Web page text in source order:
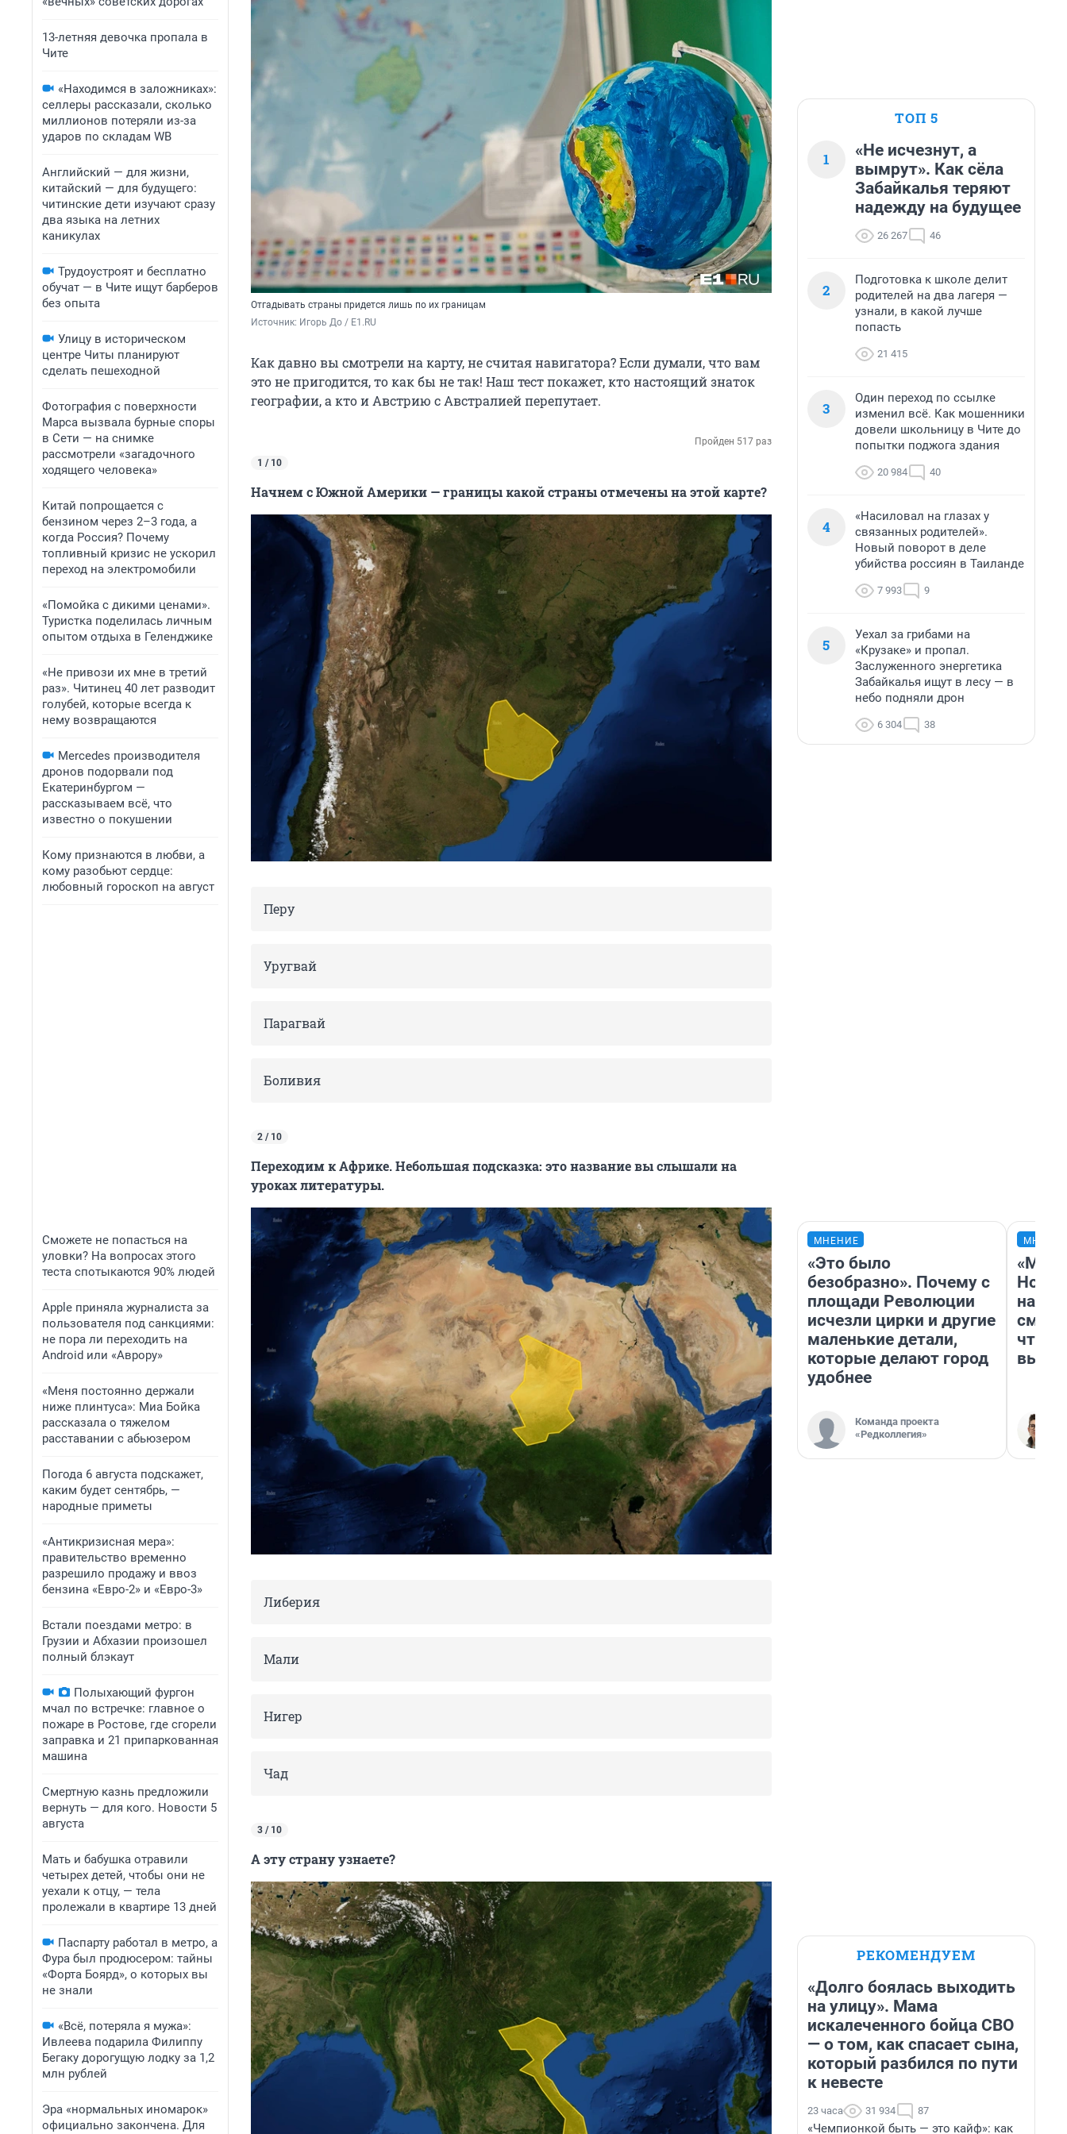
13-летняя девочка пропала в
Чите
«Находимся в заложниках»:
селлеры рассказали, сколько
миллионов потеряли из-за
ударов по складам WB
Английский — для жизни,
китайский — для будущего:
читинские дети изучают сразу
два языка на летних
каникулах
Трудоустроят и бесплатно
обучат — в Чите ищут барберов
без опыта
Улицу в историческом
центре Читы планируют
сделать пешеходной
Фотография с поверхности
Марса вызвала бурные споры
в Сети — на снимке
рассмотрели «загадочного
ходящего человека»
Китай попрощается с
бензином через 2–3 года, а
когда Россия? Почему
топливный кризис не ускорил
переход на электромобили
«Помойка с дикими ценами».
Туристка поделилась личным
опытом отдыха в Геленджике
«Не привози их мне в третий
раз». Читинец 40 лет разводит
голубей, которые всегда к
нему возвращаются
Mercedes производителя
дронов подорвали под
Екатеринбургом —
рассказываем всё, что
известно о покушении
Кому признаются в любви, а
кому разобьют сердце:
любовный гороскоп на август
Сможете не попасться на
уловки? На вопросах этого
теста спотыкаются 90% людей
Apple приняла журналиста за
пользователя под санкциями:
не пора ли переходить на
Android или «Аврору»
«Меня постоянно держали
ниже плинтуса»: Миа Бойка
рассказала о тяжелом
расставании с абьюзером
Погода 6 августа подскажет,
каким будет сентябрь, —
народные приметы
«Антикризисная мера»:
правительство временно
разрешило продажу и ввоз
бензина «Евро-2» и «Евро-3»
Встали поездами метро: в
Грузии и Абхазии произошел
полный блэкаут
Полыхающий фургон
мчал по встречке: главное о
пожаре в Ростове, где сгорели
заправка и 21 припаркованная
машина
Смертную казнь предложили
вернуть — для кого. Новости 5
августа
Мать и бабушка отравили
четырех детей, чтобы они не
уехали к отцу, — тела
пролежали в квартире 13 дней
Паспарту работал в метро, а
Фура был продюсером: тайны
«Форта Боярд», о которых вы
не знали
«Всё, потеряла я мужа»:
Ивлеева подарила Филиппу
Бегаку дорогущую лодку за 1,2
млн рублей
Эра «нормальных иномарок»
официально закончена. Для
Отгадывать страны придется лишь по их границам
Источник: Игорь До / E1.RU
Как давно вы смотрели на карту, не считая навигатора? Если думали, что вам
это не пригодится, то как бы не так! Наш тест покажет, кто настоящий знаток
географии, а кто и Австрию с Австралией перепутает.
Пройден 517 раз
1 / 10
Начнем с Южной Америки — границы какой страны отмечены на этой карте?
Перу
Уругвай
Парагвай
Боливия
2 / 10
Переходим к Африке. Небольшая подсказка: это название вы слышали на
уроках литературы.
Либерия
Мали
Нигер
Чад
3 / 10
А эту страну узнаете?
ТОП 5
1
«Не исчезнут, а
вымрут». Как сёла
Забайкалья теряют
надежду на будущее
26 267 46
2
Подготовка к школе делит
родителей на два лагеря —
узнали, в какой лучше
попасть
21 415
3
Один переход по ссылке
изменил всё. Как мошенники
довели школьницу в Чите до
попытки поджога здания
20 984 40
4
«Насиловал на глазах у
связанных родителей».
Новый поворот в деле
убийства россиян в Таиланде
7 993 9
5
Уехал за грибами на
«Крузаке» и пропал.
Заслуженного энергетика
Забайкалья ищут в лесу — в
небо подняли дрон
6 304 38
МНЕНИЕ
«Это было
безобразно». Почему с
площади Революции
исчезли цирки и другие
маленькие детали,
которые делают город
удобнее
Команда проекта
«Редколлегия»
«Мы
РЕКОМЕНДУЕМ
«Долго боялась выходить
на улицу». Мама
искалеченного бойца СВО
— о том, как спасает сына,
который разбился по пути
к невесте
23 часа 31 934 87
«Чемпионкой быть — это кайф»: как